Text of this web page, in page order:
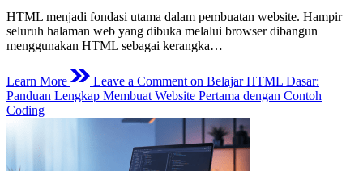
HTML menjadi fondasi utama dalam pembuatan website. Hampir
seluruh halaman web yang dibuka melalui browser dibangun
menggunakan HTML sebagai kerangka…
Learn More Leave a Comment on Belajar HTML Dasar:
Panduan Lengkap Membuat Website Pertama dengan Contoh
Coding